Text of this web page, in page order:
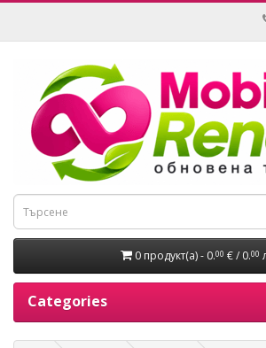
0 продукт(а) - 0.00 € / 0.00
Categories